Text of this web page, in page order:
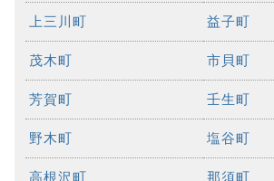
上三川町 益子町
茂木町 市貝町
芳賀町 壬生町
野木町 塩谷町
高根沢町 那須町